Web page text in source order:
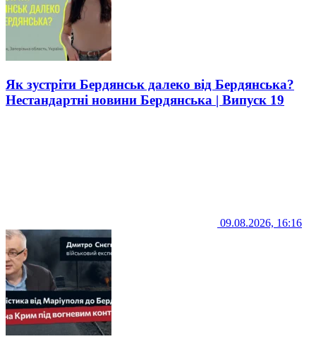
Як зустріти Бердянськ далеко від Бердянська?
Нестандартні новини Бердянська | Випуск 19
09.08.2026, 16:16